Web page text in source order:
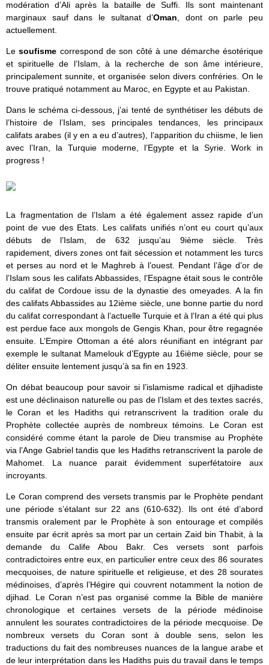
modération d’Ali après la bataille de Suffi. Ils sont maintenant
marginaux sauf dans le sultanat d’Oman , dont on parle peu
actuellement.
Lesoufisme correspond de son côté à une démarche ésotérique
et spirituelle de l’Islam, à la recherche de son âme intérieure,
principalement sunnite, et organisée selon divers confréries. On le
trouve pratiqué notamment au Maroc, en Egypte et au Pakistan.
Dans le schéma ci-dessous, j’ai tenté de synthétiser les débuts de
l’histoire de l’Islam, ses principales tendances, les principaux
califats arabes (il y en a eu d’autres), l’apparition du chiisme, le lien
avec l’Iran, la Turquie moderne, l’Egypte et la Syrie. Work in
progress !
La fragmentation de l’Islam a été également assez rapide d’un
point de vue des Etats. Les califats unifiés n’ont eu court qu’aux
débuts de l’Islam, de 632 jusqu’au 9ième siècle. Très
rapidement, divers zones ont fait sécession et notamment les turcs
et perses au nord et le Maghreb à l’ouest. Pendant l’âge d’or de
l’Islam sous les califats Abbassides, l’Espagne était sous le contrôle
du califat de Cordoue issu de la dynastie des omeyades. A la fin
des califats Abbassides au 12ième siècle, une bonne partie du nord
du califat correspondant à l’actuelle Turquie et à l’Iran a été qui plus
est perdue face aux mongols de Gengis Khan, pour être regagnée
ensuite. L’Empire Ottoman a été alors réunifiant en intégrant par
exemple le sultanat Mamelouk d’Egypte au 16ième siècle, pour se
déliter ensuite lentement jusqu’à sa fin en 1923.
On débat beaucoup pour savoir si l’islamisme radical et djihadiste
est une déclinaison naturelle ou pas de l’Islam et des textes sacrés,
le Coran et les Hadiths qui retranscrivent la tradition orale du
Prophète collectée auprès de nombreux témoins. Le Coran est
considéré comme étant la parole de Dieu transmise au Prophète
via l’Ange Gabriel tandis que les Hadiths retranscrivent la parole de
Mahomet. La nuance parait évidemment superfétatoire aux
incroyants.
Le Coran comprend des versets transmis par le Prophète pendant
une période s’étalant sur 22 ans (610-632). Ils ont été d’abord
transmis oralement par le Prophète à son entourage et compilés
ensuite par écrit après sa mort par un certain Zaid bin Thabit, à la
demande du Calife Abou Bakr. Ces versets sont parfois
contradictoires entre eux, en particulier entre ceux des 86 sourates
mecquoises, de nature spirituelle et religieuse, et des 28 sourates
médinoises, d’après l’Hégire qui couvrent notamment la notion de
djihad. Le Coran n’est pas organisé comme la Bible de manière
chronologique et certaines versets de la période médinoise
annulent les sourates contradictoires de la période mecquoise. De
nombreux versets du Coran sont à double sens, selon les
traductions du fait des nombreuses nuances de la langue arabe et
de leur interprétation dans les Hadiths puis du travail dans le temps